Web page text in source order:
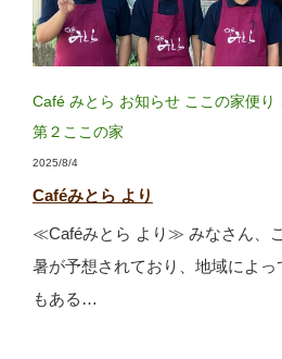
Café みとら お知らせ ここの家便り
第２ここの家
2025/8/4
Caféみとら より
≪Caféみとら より≫ みなさん、
暑が予想されており、地域によっ
もある…